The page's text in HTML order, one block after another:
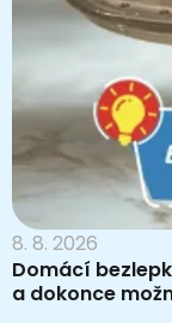
8. 8. 2026
Domácí
a dokonce